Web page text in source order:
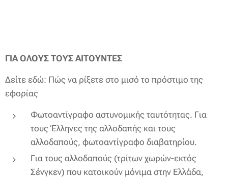
ΓΙΑ ΟΛΟΥΣ ΤΟΥΣ ΑΙΤΟΥΝΤΕΣ
Δείτε εδώ: Πώς να ρίξετε στο μισό το πρόστιμο της
εφορίας
Φωτοαντίγραφο αστυνομικής ταυτότητας. Για
τους Έλληνες της αλλοδαπής και τους
αλλοδαπούς, φωτοαντίγραφο διαβατηρίου.
Για τους αλλοδαπούς (τρίτων χωρών-εκτός
Σένγκεν) που κατοικούν μόνιμα στην Ελλάδα,